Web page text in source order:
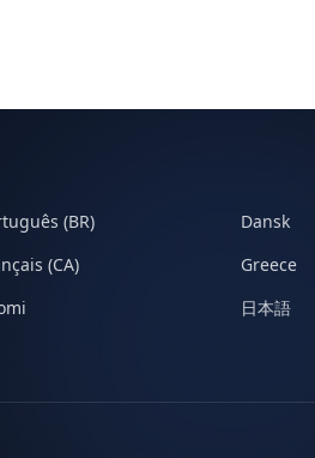
(BR) Dansk
(CA) Greece
日本語